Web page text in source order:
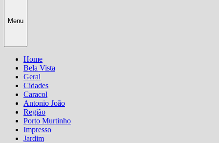
Menu
Home
Bela Vista
Geral
Cidades
Caracol
Antonio João
Região
Porto Murtinho
Impresso
Jardim